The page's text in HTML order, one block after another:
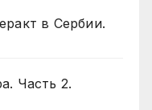
в Сербии.
Часть 2.